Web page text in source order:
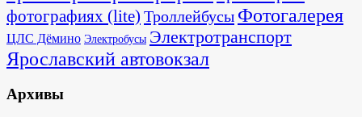
фотографиях (lite) Троллейбусы Фотогалерея
ЦЛС Дёмино Электробусы Электротранспорт
Ярославский автовокзал
Архивы